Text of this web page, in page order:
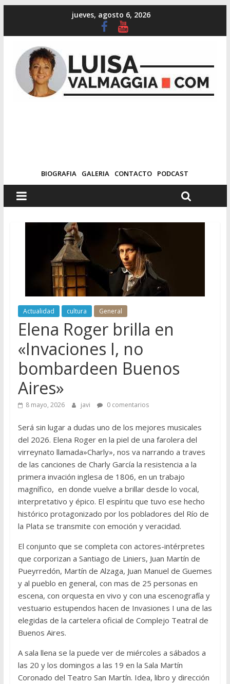
jueves, agosto 6, 2026
BIOGRAFIA GALERIA CONTACTO PODCAST
Actualidad cultura General
Elena Roger brilla en
«Invaciones I, no
bombardeen Buenos
Aires»
8 mayo, 2026 javi 0 comentarios
Será sin lugar a dudas uno de los mejores musicales
del 2026. Elena Roger en la piel de una farolera del
virreynato llamada»Charly», nos va narrando a traves
de las canciones de Charly García la resistencia a la
primera invación inglesa de 1806, en un trabajo
magnífico, en donde vuelve a brillar desde lo vocal,
interpretativo y épico. El espíritu que tuvo ese hecho
histórico protagonizado por los pobladores del Río de
la Plata se transmite con emoción y veracidad.
El conjunto que se completa con actores-intérpretes
que corporizan a Santiago de Liniers, Juan Martín de
Pueyrredón, Martín de Alzaga, Juan Manuel de Guemes
y al pueblo en general, con mas de 25 personas en
escena, con orquesta en vivo y con una escenografía y
vestuario estupendos hacen de Invasiones I una de las
elegidas de la cartelera oficial de Complejo Teatral de
Buenos Aires.
A sala llena se la puede ver de miércoles a sábados a
las 20 y los domingos a las 19 en la Sala Martín
Coronado del Teatro San Martín. Idea, libro y dirección